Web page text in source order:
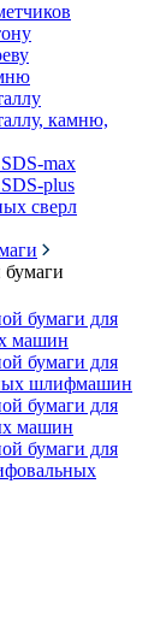
камню,
max
plus
сверл
бумаги для
машин
бумаги для
шлифмашин
бумаги для
машин
бумаги для